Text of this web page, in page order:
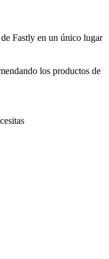
Fastly en un único lugar
los productos de